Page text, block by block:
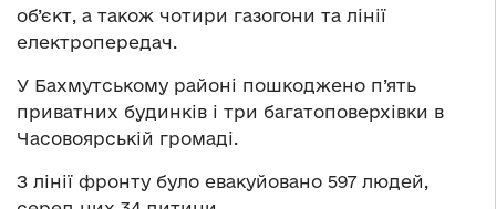
об’єкт, а також чотири газогони та лінії
електропередач.
У Бахмутському районі пошкоджено п’ять
приватних будинків і три багатоповерхівки в
Часовоярській громаді.
З лінії фронту було евакуйовано 597 людей,